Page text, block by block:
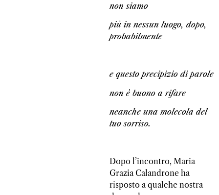
non siamo
più in nessun luogo, dopo,
probabilmente
e questo precipizio di parole
non è buono a rifare
neanche una molecola del
tuo sorriso.
Dopo l’incontro, Maria
Grazia Calandrone ha
risposto a qualche nostra